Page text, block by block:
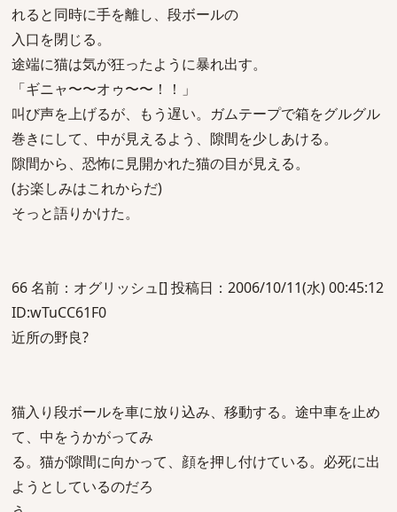
れると同時に手を離し、段ボールの
入口を閉じる。
途端に猫は気が狂ったように暴れ出す。
「ギニャ〜〜オゥ〜〜！！」
叫び声を上げるが、もう遅い。ガムテープで箱をグルグル
巻きにして、中が見えるよう、隙間を少しあける。
隙間から、恐怖に見開かれた猫の目が見える。
(お楽しみはこれからだ)
そっと語りかけた。
66 名前：オグリッシュ[] 投稿日：2006/10/11(水) 00:45:12
ID:wTuCC61F0
近所の野良?
猫入り段ボールを車に放り込み、移動する。途中車を止め
て、中をうかがってみ
る。猫が隙間に向かって、顔を押し付けている。必死に出
ようとしているのだろ